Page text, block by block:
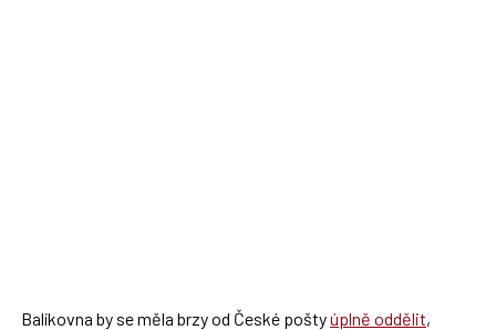
Balíkovna by se měla brzy od České poštyúplně oddělit,